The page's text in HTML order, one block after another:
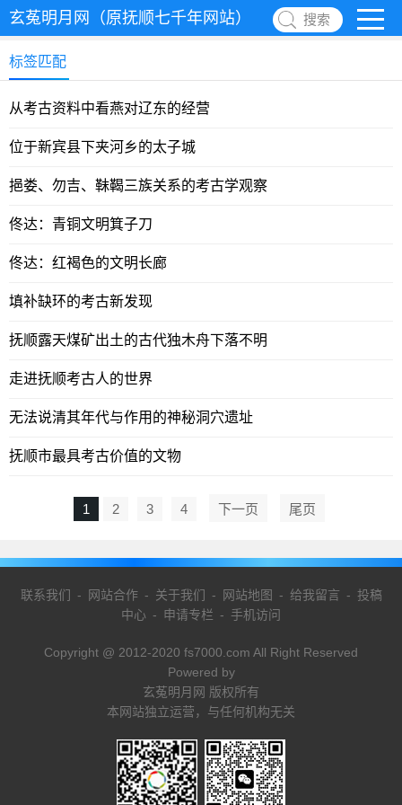
玄菟明月网（原抚顺七千年网站） 搜索
标签匹配
从考古资料中看燕对辽东的经营
位于新宾县下夹河乡的太子城
挹娄、勿吉、靺鞨三族关系的考古学观察
佟达：青铜文明箕子刀
佟达：红褐色的文明长廊
填补缺环的考古新发现
抚顺露天煤矿出土的古代独木舟下落不明
走进抚顺考古人的世界
无法说清其年代与作用的神秘洞穴遗址
抚顺市最具考古价值的文物
1 2 3 4 下一页 尾页
联系我们 - 网站合作- 关于我们 - 网站地图 - 给我留言 - 投稿
中心 - 申请专栏 - 手机访问
Copyright @ 2012-2020 fs7000.com All Right Reserved
Powered by
玄菟明月网 版权所有
本网站独立运营，与任何机构无关